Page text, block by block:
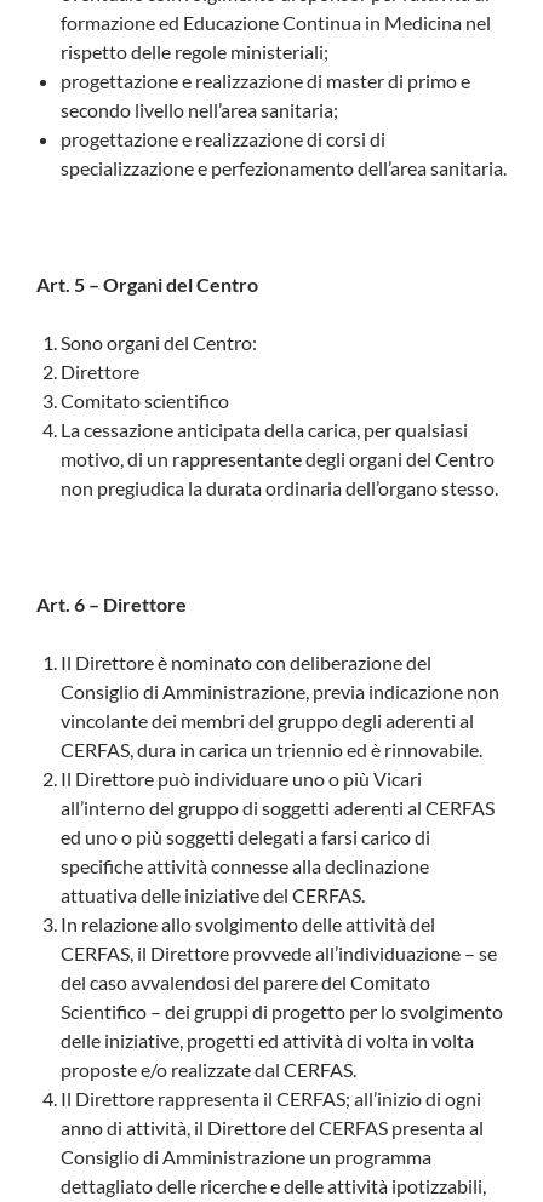
formazione ed Educazione Continua in Medicina nel
rispetto delle regole ministeriali;
progettazione e realizzazione di master di primo e
secondo livello nell’area sanitaria;
progettazione e realizzazione di corsi di
specializzazione e perfezionamento dell’area sanitaria.
Art. 5 – Organi del Centro
Sono organi del Centro:
Direttore
Comitato scientifico
La cessazione anticipata della carica, per qualsiasi
motivo, di un rappresentante degli organi del Centro
non pregiudica la durata ordinaria dell’organo stesso.
Art. 6 – Direttore
Il Direttore è nominato con deliberazione del
Consiglio di Amministrazione, previa indicazione non
vincolante dei membri del gruppo degli aderenti al
CERFAS, dura in carica un triennio ed è rinnovabile.
Il Direttore può individuare uno o più Vicari
all’interno del gruppo di soggetti aderenti al CERFAS
ed uno o più soggetti delegati a farsi carico di
specifiche attività connesse alla declinazione
attuativa delle iniziative del CERFAS.
In relazione allo svolgimento delle attività del
CERFAS, il Direttore provvede all’individuazione – se
del caso avvalendosi del parere del Comitato
Scientifico – dei gruppi di progetto per lo svolgimento
delle iniziative, progetti ed attività di volta in volta
proposte e/o realizzate dal CERFAS.
Il Direttore rappresenta il CERFAS; all’inizio di ogni
anno di attività, il Direttore del CERFAS presenta al
Consiglio di Amministrazione un programma
dettagliato delle ricerche e delle attività ipotizzabili,